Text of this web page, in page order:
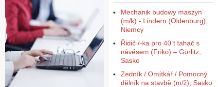
Mechanik budowy maszyn
(m/k) - Lindern (Oldenburg),
Niemcy
Řidič /-ka pro 40 t tahač s
návěsem (Friko) – Görlitz,
Sasko
Zedník / Omítkář / Pomocný
dělník na stavbě (m/ž), Sasko